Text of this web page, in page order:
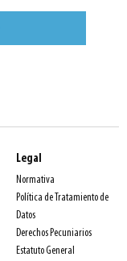
Legal
Normativa
Política de Tratamiento de
Datos
Derechos Pecuniarios
Estatuto General